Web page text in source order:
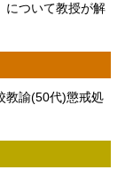
について教授が解
諭(50代)懲戒処